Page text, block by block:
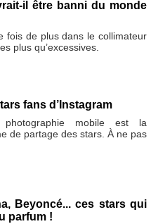
il être banni du monde
fois de plus dans le collimateur
plus qu’excessives.
fans d’Instagram
photographie mobile est la
de partage des stars. À ne pas
Beyoncé... ces stars qui
parfum !